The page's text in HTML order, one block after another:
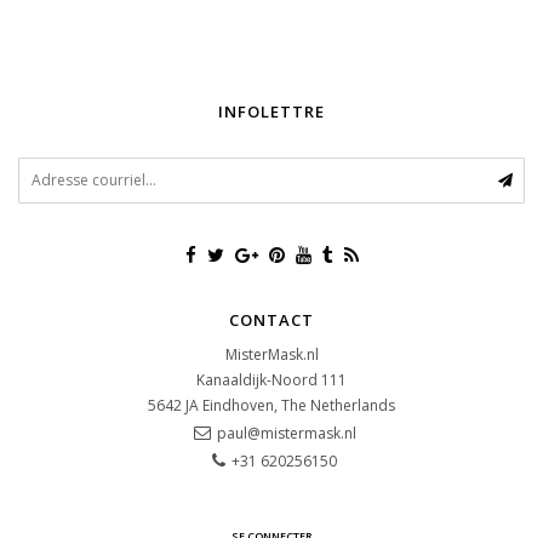
INFOLETTRE
CONTACT
MisterMask.nl
Kanaaldijk-Noord 111
5642 JA Eindhoven, The Netherlands
paul@mistermask.nl
+31 620256150